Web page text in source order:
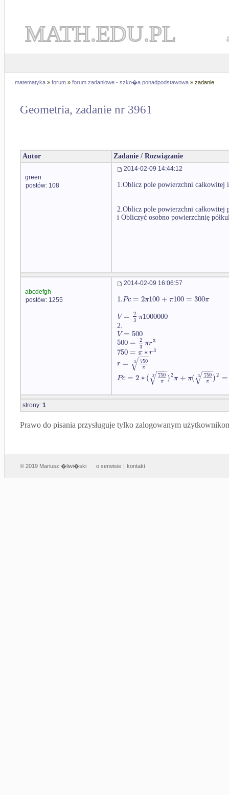
MATH.EDU.PL
matematyka » forum » forum zadaniowe - szko�a ponadpodstawowa » zadanie
Geometria, zadanie nr 3961
Autor Zadanie / Rozwiązanie
green
postów: 108
2014-02-09 14:44:12
1.Oblicz pole powierzchni całkowitej
2.Oblicz pole powierzchni całkowitej
i Obliczyć osobno powierzchnię
abcdefgh
postów: 1255
2014-02-09 16:06:57
1.Pc = 2π100 +π100 = 300π
V = 2
3 π1000000
2.
V = 500
500 = 2
3 πr3
750 = π ∗r3
r = 750
π
−−
−
√
3
Pc = 2 ∗( 750
π
−−
−
√
3 )2π +π( 750
π
−−
−
√
3 )2 =
strony: 1
Prawo do pisania przysługuje tylko zalogowanym
© 2019 Mariusz �liwi�ski o serwisie | kontakt